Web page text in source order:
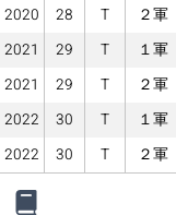
2020
28 T
２軍
2021
29 T
１軍
2021
29 T
２軍
2022
30 T
１軍
2022
30 T ２軍